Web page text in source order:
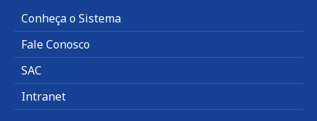
Conheça o Sistema
Fale Conosco
SAC
Intranet